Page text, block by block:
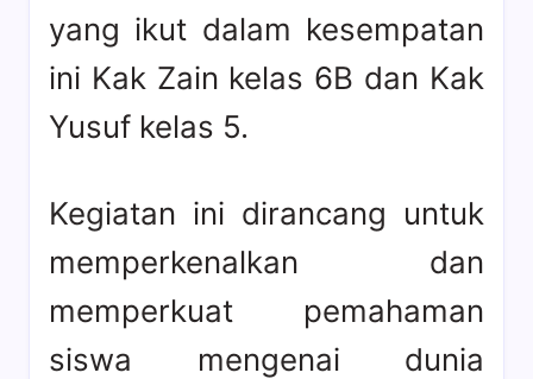
yang ikut dalam kesempatan
ini Kak Zain kelas 6B dan Kak
Yusuf kelas 5.
Kegiatan ini dirancang untuk
memperkenalkan dan
memperkuat pemahaman
siswa mengenai dunia